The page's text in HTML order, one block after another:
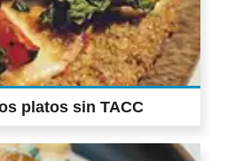
platos sin TACC